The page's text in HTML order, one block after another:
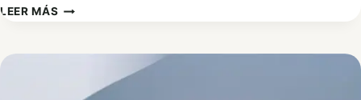
LEER MÁS MEDIDAS
SEAL: